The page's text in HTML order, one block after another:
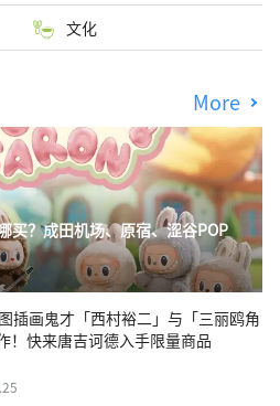
文化
More
？成田机场、原宿、涩谷POP
插画鬼才「西村裕二」与「三丽鸥角
！快来唐吉诃德入手限量商品